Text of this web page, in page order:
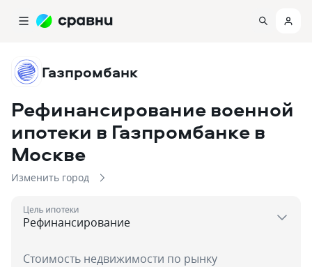
Газпромбанк
Рефинансирование военной
ипотеки в Газпромбанке в
Москве
Изменить город
Цель ипотеки
Стоимость недвижимости по рынку